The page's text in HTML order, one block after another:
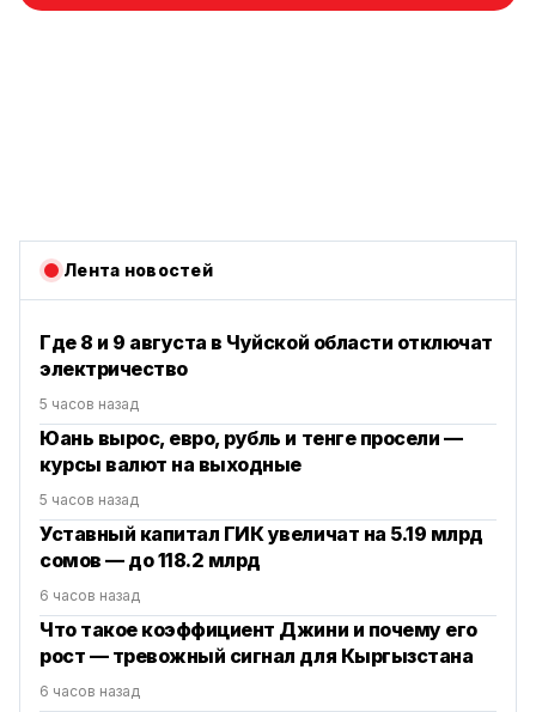
Лента новостей
Где 8 и 9 августа в Чуйской области отключат
электричество
5 часов назад
Юань вырос, евро, рубль и тенге просели —
курсы валют на выходные
5 часов назад
Уставный капитал ГИК увеличат на 5.19 млрд
сомов — до 118.2 млрд
6 часов назад
Что такое коэффициент Джини и почему его
рост — тревожный сигнал для Кыргызстана
6 часов назад